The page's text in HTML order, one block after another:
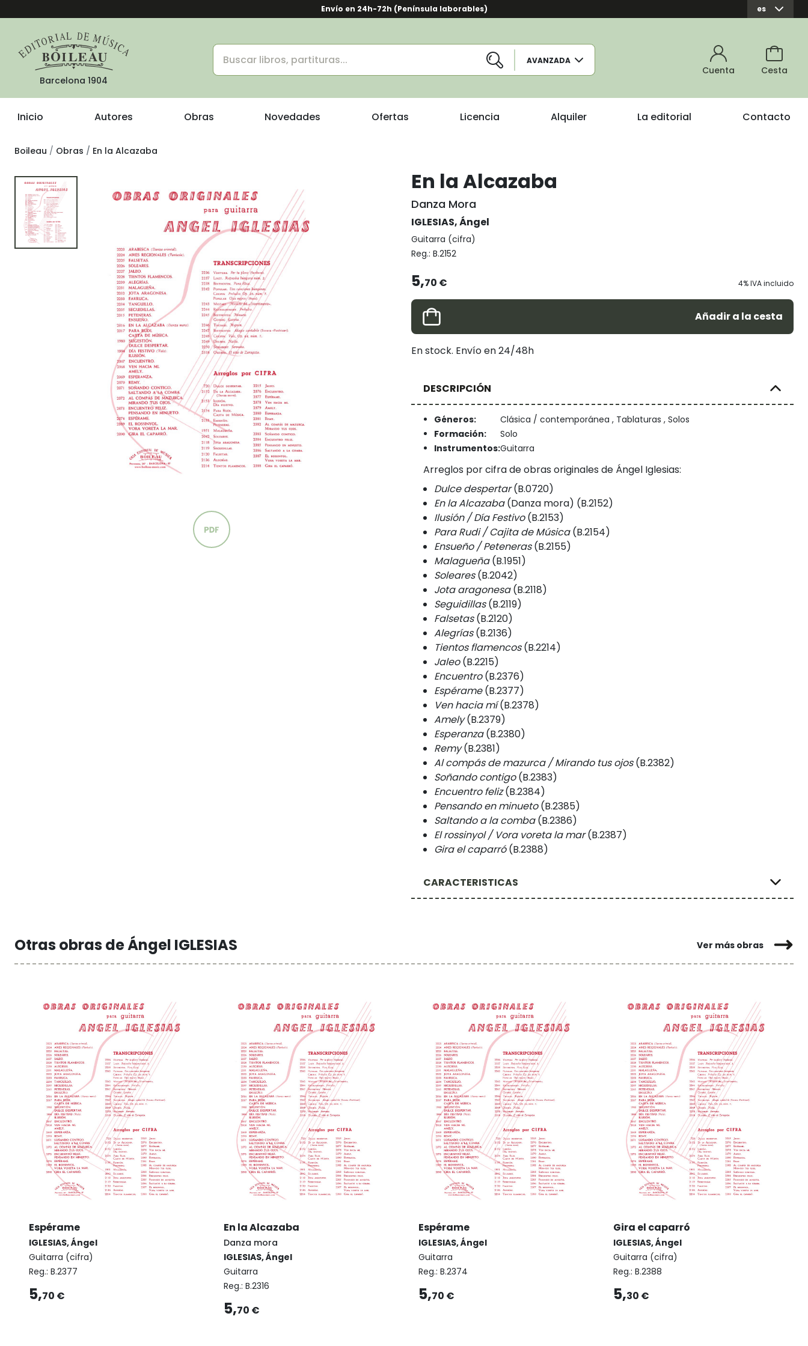
Envío en 24h-72h (Península laborables) es
Barcelona 1904
AVANZADA
Cuenta Cesta
Inicio Autores Obras Novedades Ofertas Licencia Alquiler La editorial Contacto
Boileau Obras En la Alcazaba
En la Alcazaba
Danza Mora
IGLESIAS, Ángel
Guitarra (cifra)
Reg.: B.2152
5,70 € 4% IVA incluido
Añadir a la cesta
En stock. Envío en 24/48h
DESCRIPCIÓN
Géneros:
Clásica / contemporánea , Tablaturas , Solos
Formación:
Solo
Instrumentos:Guitarra
Arreglos por cifra de obras originales de Ángel Iglesias:
Dulce despertar(B.0720)
En la Alcazaba(Danza mora) (B.2152)
Ilusión / Día Festivo(B.2153)
Para Rudi / Cajita de Música(B.2154)
Ensueño / Peteneras(B.2155)
Malagueña(B.1951)
Soleares(B.2042)
Jota aragonesa(B.2118)
Seguidillas(B.2119)
Falsetas(B.2120)
Alegrías(B.2136)
Tientos flamencos(B.2214)
Jaleo(B.2215)
Encuentro(B.2376)
Espérame(B.2377)
Ven hacia mí(B.2378)
Amely(B.2379)
Esperanza(B.2380)
Remy(B.2381)
Al compás de mazurca / Mirando tus ojos(B.2382)
Soñando contigo(B.2383)
Encuentro feliz(B.2384)
Pensando en minueto(B.2385)
Saltando a la comba(B.2386)
El rossinyol / Vora voreta la mar(B.2387)
Gira el caparró(B.2388)
CARACTERISTICAS
Otras obras de Ángel IGLESIAS Ver más obras
Espérame
IGLESIAS, Ángel
Guitarra (cifra)
Reg.: B.2377
5,70 €
En la Alcazaba
Danza mora
IGLESIAS, Ángel
Guitarra
Reg.: B.2316
5,70 €
Espérame
IGLESIAS, Ángel
Guitarra
Reg.: B.2374
5,70 €
Gira el caparró
IGLESIAS, Ángel
Guitarra (cifra)
Reg.: B.2388
5,30 €